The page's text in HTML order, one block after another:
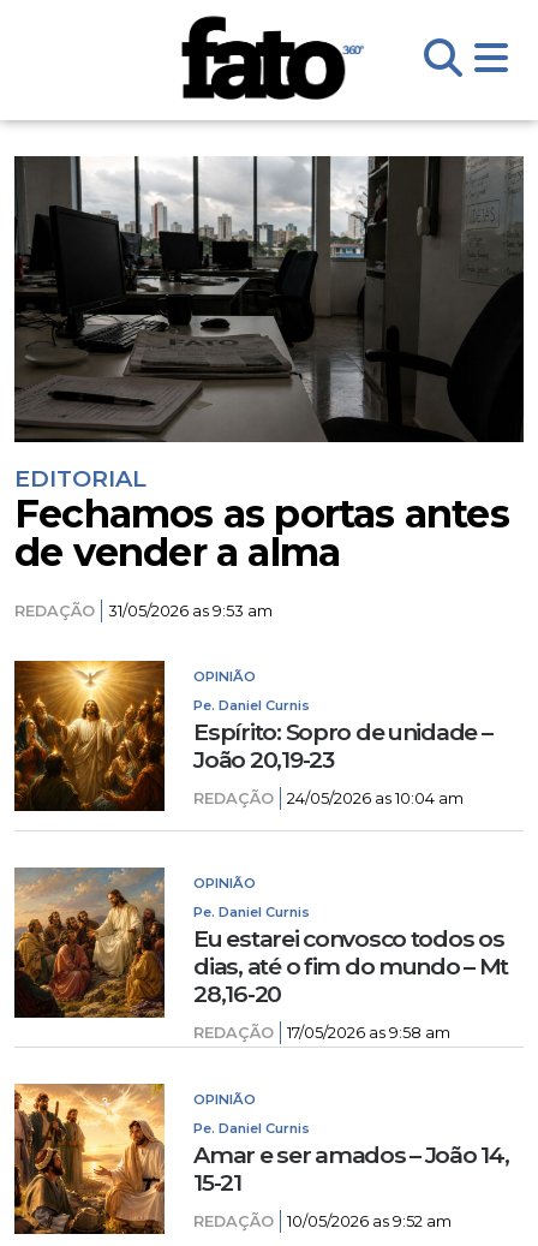
EDITORIAL
Fechamos as portas antes
de vender a alma
REDAÇÃO 31/05/2026 as 9:53 am
OPINIÃO
Pe. Daniel Curnis
Espírito: Sopro de unidade –
João 20,19-23
REDAÇÃO 24/05/2026 as 10:04 am
OPINIÃO
Pe. Daniel Curnis
Eu estarei convosco todos os
dias, até o fim do mundo – Mt
28,16-20
REDAÇÃO 17/05/2026 as 9:58 am
OPINIÃO
Pe. Daniel Curnis
Amar e ser amados – João 14,
15-21
REDAÇÃO 10/05/2026 as 9:52 am